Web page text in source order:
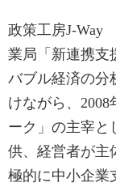
政策工房J-Way
業局「新連携支
バブル経済の分
けながら、
ーク」の主宰と
供、経営者が主
極的に中小企業